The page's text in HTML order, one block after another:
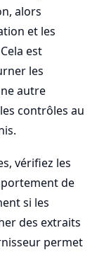
alors
et les
est
les
autre
contrôles au
vérifiez les
de
si les
des extraits
permet